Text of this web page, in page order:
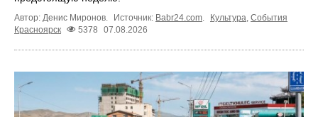
Автор: Денис Миронов. Источник: Babr24.com. Культура, События
Красноярск
5378 07.08.2026